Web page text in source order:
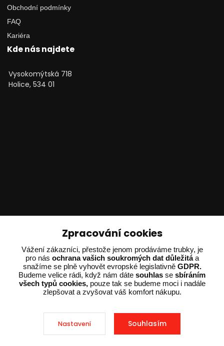
Obchodní podmínky
FAQ
Kariéra
Kde nás najdete
Vysokomýtská 718
Holice, 534 01
Ing. Adam Dvořák
+420 602 234 254
(Po-Pá 8:00 - 15:00)
potrebujiporadit@dvorak-karlik.cz
Zpracování cookies
Vážení zákazníci, přestože jenom prodáváme trubky, je
pro nás ochrana vašich soukromých dat důležitáa
snažíme se plně vyhovět evropské legislativně GDPR.
Budeme velice rádi, když nám dáte souhlas se sbíráním
všech typů cookies,pouze tak se budeme moci i nadále
zlepšovat a zvyšovat váš komfort nákupu.
Nastavení Souhlasím